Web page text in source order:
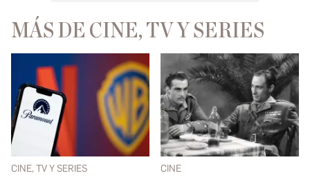
MÁS DE CINE, TV Y SERIES
CINE, TV Y SERIES CINE